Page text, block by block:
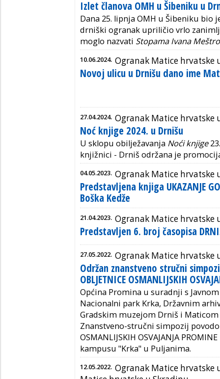
Izlet članova OMH u Šibeniku u
Dana 25. lipnja OMH u Šibeniku bio
drniški ogranak upriličio vrlo
moglo nazvati Stopama Ivana
10.06.2024. Ogranak Matice hrvatske
Novoj ulicu u Drnišu dano ime
27.04.2024. Ogranak Matice hrvatske
Noć knjige 2024. u Drnišu
U sklopu obilježavanja Noći knjige
knjižnici - Drniš održana je
04.05.2023. Ogranak Matice hrvatske
Predstavljena knjiga UKAZANJE
Boška Kedže
21.04.2023. Ogranak Matice hrvatske
Predstavljen 6. broj časopisa
27.05.2022. Ogranak Matice hrvatske
Održan znanstveno stručni
OBLJETNICE OSMANLIJSKIH
Općina Promina u suradnji s
Nacionalni park Krka, Državnim
Gradskim muzejom Drniš i
Znanstveno-stručni simpozij
OSMANLIJSKIH OSVAJANJA PROMINE
kampusu "Krka" u Puljanima.
12.05.2022. Ogranak Matice hrvatske